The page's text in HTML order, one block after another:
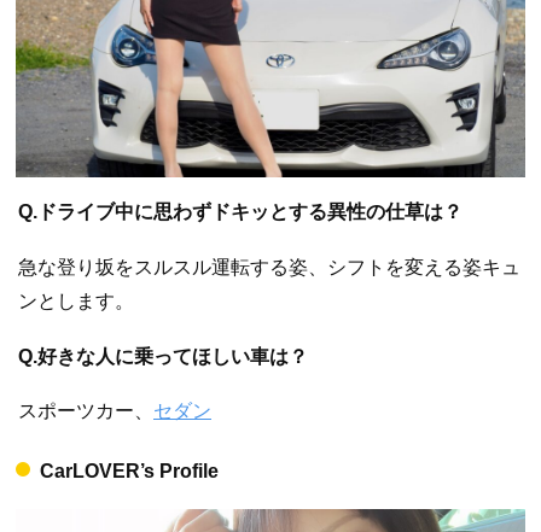
Q.ドライブ中に思わずドキッとする異性の仕草は？
急な登り坂をスルスル運転する姿、シフトを変える姿キュ
ンとします。
Q.好きな人に乗ってほしい車は？
スポーツカー、 セダン
CarLOVER’s Profile